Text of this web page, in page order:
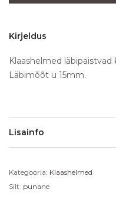
Kirjeldus
Klaashelmed läbipaistvad
Läbimõõt u 15mm.
Lisainfo
Kategooria: Klaashelmed
Silt: punane